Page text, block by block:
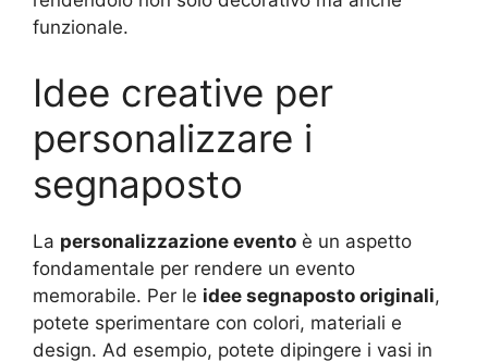
funzionale.
Idee creative per
personalizzare i
segnaposto
La personalizzazione evento è un aspetto
fondamentale per rendere un evento
memorabile. Per le idee segnaposto originali,
potete sperimentare con colori, materiali e
design. Ad esempio, potete dipingere i vasi in